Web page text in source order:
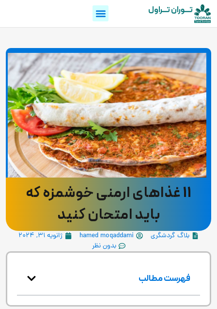
تـــوران تـــراول
11 غذاهای ارمنی خوشمزه که
باید امتحان کنید
بلاگ گردشگری hamed moqaddami
ژانویه 31, 2024
بدون نظر
فهرست مطالب